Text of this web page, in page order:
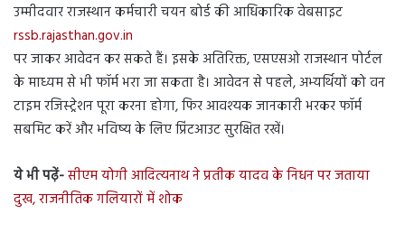
उम्मीदवार राजस्थान कर्मचारी चयन बोर्ड की आधिकारिक वेबसाइट
rssb.rajasthan.gov.in
पर जाकर आवेदन कर सकते हैं। इसके अतिरिक्त, एसएसओ राजस्थान पोर्टल
के माध्यम से भी फॉर्म भरा जा सकता है। आवेदन से पहले, अभ्यर्थियों को वन
टाइम रजिस्ट्रेशन पूरा करना होगा, फिर आवश्यक जानकारी भरकर फॉर्म
सबमिट करें और भविष्य के लिए प्रिंटआउट सुरक्षित रखें।
ये भी पढ़ें-सीएम योगी आदित्यनाथ ने प्रतीक यादव के निधन पर जताया
दुख, राजनीतिक गलियारों में शोक